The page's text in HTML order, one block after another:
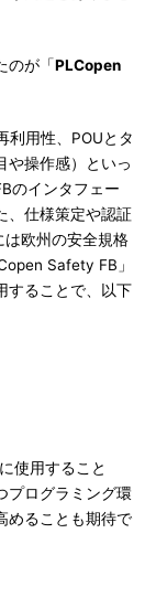
のが「PLCopen
用性、POUとタ
や操作感）といっ
のインタフェー
、仕様策定や認証
欧州の安全規格
Safety FB」
することで、以下
使用すること
プログラミング環
めることも期待で